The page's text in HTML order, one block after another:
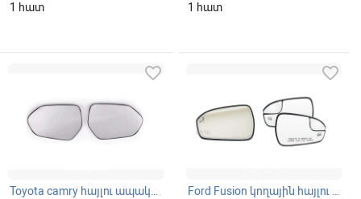
1 հատ
1 հատ
Toyota camry հայլու ապակի տաքացվող BSM դատչիկով
favorite_border
Ford Fusion կողային հայլու ապակի տաքացվող
favorite_border